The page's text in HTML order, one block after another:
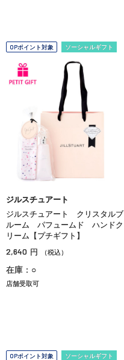
OPポイント対象 ソーシャルギフト
ジルスチュアート
ジルスチュアート クリスタルブ
ルーム パフュームド ハンドク
リーム【プチギフト】
2,640 円 （税込）
在庫：○
店舗受取可
OPポイント対象 ソーシャルギフト